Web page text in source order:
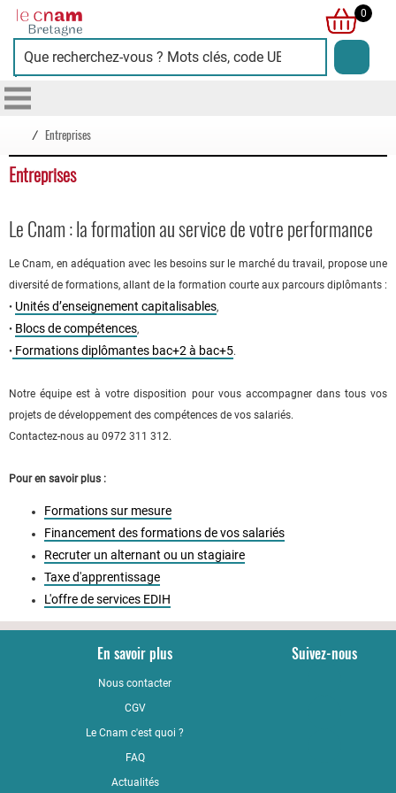
Cnam
Bretagne
0
/ Entreprises
Entreprises
Le Cnam : la formation au service de votre performance
Le Cnam, en adéquation avec les besoins sur le marché du travail, propose une
diversité de formations, allant de la formation courte aux parcours diplômants :
• Unités d’enseignement capitalisables,
• Blocs de compétences,
• Formations diplômantes bac+2 à bac+5.
Notre équipe est à votre disposition pour vous accompagner dans tous vos
projets de développement des compétences de vos salariés.
Contactez-nous au 0972 311 312.
Pour en savoir plus :
Formations sur mesure
Financement des formations de vos salariés
Recruter un alternant ou un stagiaire
Taxe d'apprentissage
L'offre de services EDIH
En savoir plus
Nous contacter
CGV
Le Cnam c'est quoi ?
FAQ
Actualités
Suivez-nous